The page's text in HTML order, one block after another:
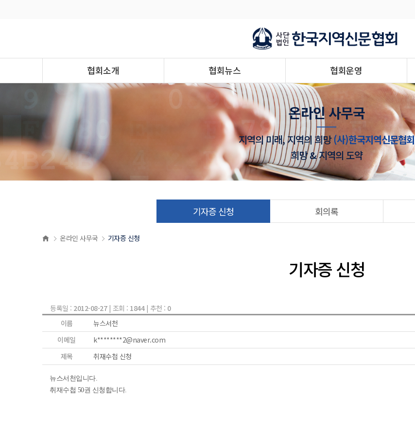
협회소개 협회뉴스 협회운영
온라인 사무국
지역의 미래, 지역의 희망(사)한국지역신문협회
희망 & 지역의 도약
기자증 신청 회의록
온라인 사무국 기자증 신청
기자증 신청
등록일 : 2012-08-27| 조회 : 1844| 추천 : 0
이름
뉴스서천
이메일
k********2@naver.com
제목
취재수첩 신청
뉴스서천입니다.
취재수첩 50권 신청합니다.